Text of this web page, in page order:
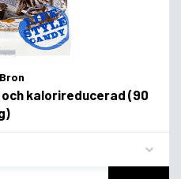
kalorireducerad (90